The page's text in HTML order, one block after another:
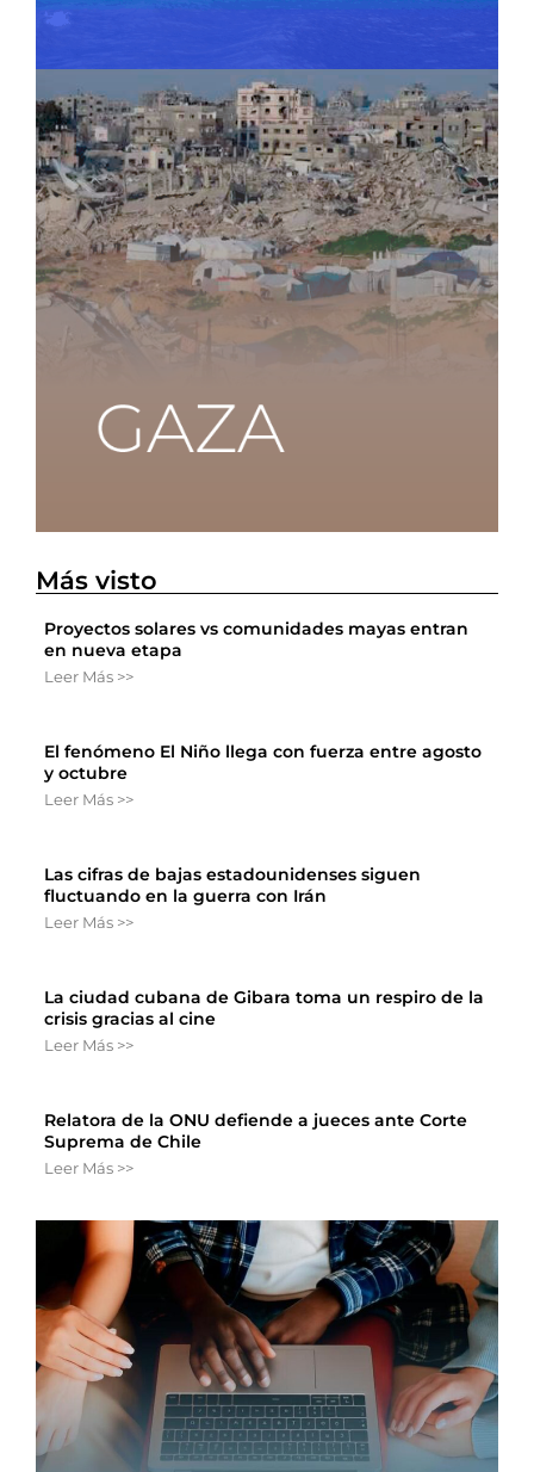
Más visto
Proyectos solares vs comunidades mayas entran
en nueva etapa
Leer Más >>
El fenómeno El Niño llega con fuerza entre agosto
y octubre
Leer Más >>
Las cifras de bajas estadounidenses siguen
fluctuando en la guerra con Irán
Leer Más >>
La ciudad cubana de Gibara toma un respiro de la
crisis gracias al cine
Leer Más >>
Relatora de la ONU defiende a jueces ante Corte
Suprema de Chile
Leer Más >>